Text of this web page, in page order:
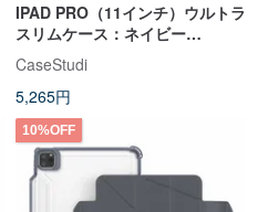
IPAD PRO（11インチ）ウルトラ
スリムケース：ネイビー
（2021）
CaseStudi
5,265円
10%OFF